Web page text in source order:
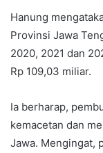
Hanung
Provinsi Jawa
2020, 2021 dan
Rp 109,03 miliar.
Ia berharap,
kemacetan dan
Jawa. Mengingat,